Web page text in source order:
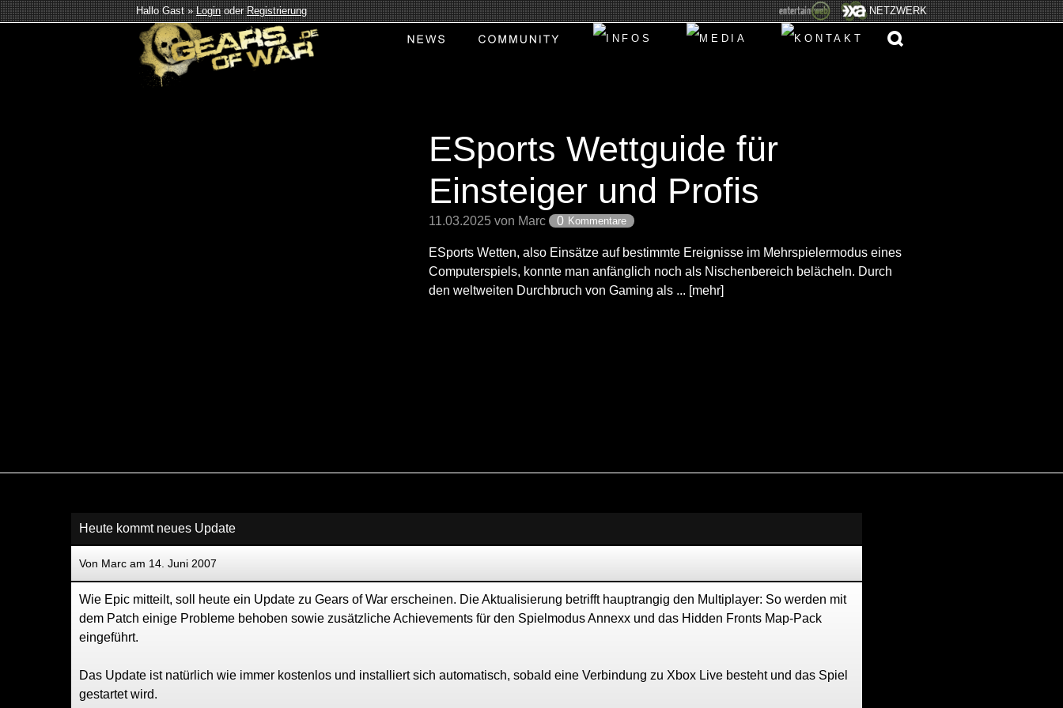
Hallo Gast »LoginoderRegistrierung NETZWERK
ESports Wettguide für
Einsteiger und Profis
11.03.2025 von Marc 0 Kommentare
ESports Wetten, also Einsätze auf bestimmte Ereignisse im Mehrspielermodus eines
Computerspiels, konnte man anfänglich noch als Nischenbereich belächeln. Durch
den weltweiten Durchbruch von Gaming als ... [mehr]
Heute kommt neues Update
Von Marc am 14. Juni 2007
Wie Epic mitteilt, soll heute ein Update zu Gears of War erscheinen. Die Aktualisierung betrifft hauptrangig den Multiplayer: So werden mit
dem Patch einige Probleme behoben sowie zusätzliche Achievements für den Spielmodus Annexx und das Hidden Fronts Map-Pack
eingeführt.
Das Update ist natürlich wie immer kostenlos und installiert sich automatisch, sobald eine Verbindung zu Xbox Live besteht und das Spiel
gestartet wird.